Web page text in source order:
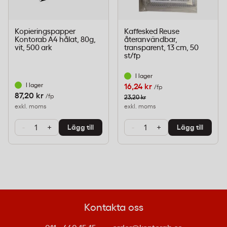
kombineras med separata lock för transport.
Används inom café, restaurang, kontor och
eventverksamhet.
Miljömärkning
Märkt med B-pil, vilket innebär att
och kan sorteras för återvinning enligt lokala
Kopieringspapper
Kontorab A4 hålat, 80g,
vit, 500 ark
I lager
87,20 kr /fp
exkl. moms
- + Lägg till
Kaffesked Reuse
återanvändbar,
transparent, 13 cm, 50
st/fp
I lager
16,24 kr /fp
23,20 kr
exkl. moms
- + Lägg till
Kontakta oss